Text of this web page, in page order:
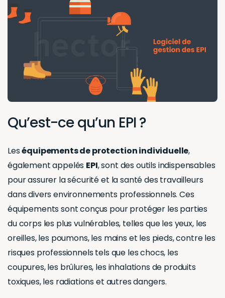
Qu’est-ce qu’un EPI ?
Leséquipements de protection individuelle,
également appelés EPI, sont des outils indispensables
pour assurer la sécurité et la santé des travailleurs
dans divers environnements professionnels. Ces
équipements sont conçus pour protéger les parties
du corps les plus vulnérables, telles que les yeux, les
oreilles, les poumons, les mains et les pieds, contre les
risques professionnels tels que les chocs, les
coupures, les brûlures, les inhalations de produits
toxiques, les radiations et autres dangers.